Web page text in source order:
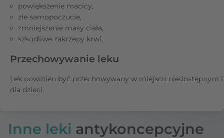
powiększenie macicy,
złe samopoczucie,
zmniejszenie masy ciała,
szkodliwe zakrzepy krwi.
Przechowywanie leku
Lek powinien być przechowywany w miejscu niedostępnym
dla dzieci.
Inne leki antykoncepcyjne